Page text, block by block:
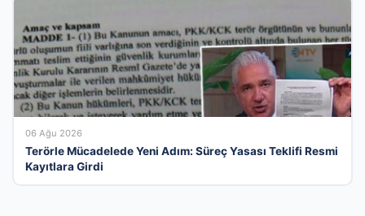
06 Ağu 2026
Terörle Mücadelede Yeni Adım: Süreç Yasası Teklifi Resmi
Kayıtlara Girdi